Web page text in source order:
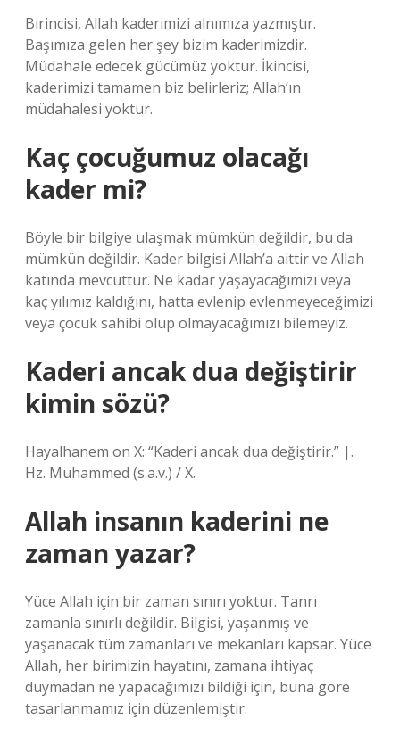
Birincisi, Allah kaderimizi alnımıza yazmıştır.
Başımıza gelen her şey bizim kaderimizdir.
Müdahale edecek gücümüz yoktur. İkincisi,
kaderimizi tamamen biz belirleriz; Allah’ın
müdahalesi yoktur.
Kaç çocuğumuz olacağı
kader mi?
Böyle bir bilgiye ulaşmak mümkün değildir, bu da
mümkün değildir. Kader bilgisi Allah’a aittir ve Allah
katında mevcuttur. Ne kadar yaşayacağımızı veya
kaç yılımız kaldığını, hatta evlenip evlenmeyeceğimizi
veya çocuk sahibi olup olmayacağımızı bilemeyiz.
Kaderi ancak dua değiştirir
kimin sözü?
Hayalhanem on X: “Kaderi ancak dua değiştirir.” |.
Hz. Muhammed (s.a.v.) / X.
Allah insanın kaderini ne
zaman yazar?
Yüce Allah için bir zaman sınırı yoktur. Tanrı
zamanla sınırlı değildir. Bilgisi, yaşanmış ve
yaşanacak tüm zamanları ve mekanları kapsar. Yüce
Allah, her birimizin hayatını, zamana ihtiyaç
duymadan ne yapacağımızı bildiği için, buna göre
tasarlanmamız için düzenlemiştir.